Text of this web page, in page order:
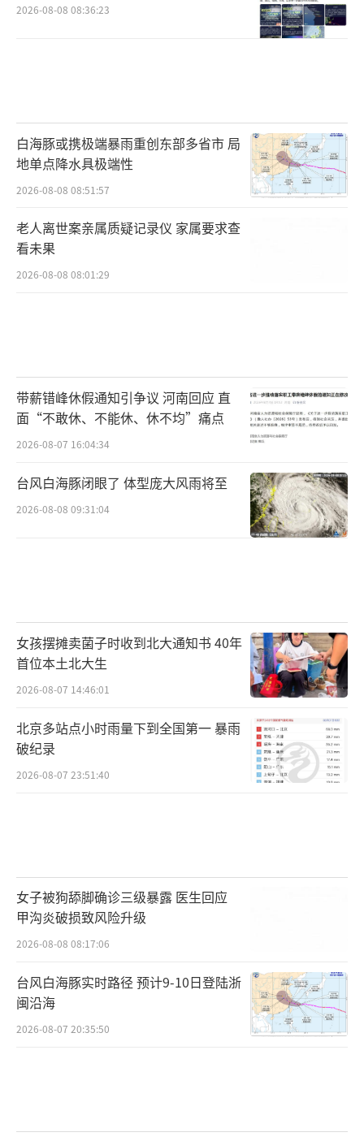
2026-08-08 08:36:23
白海豚或携极端暴雨重创东部多省市 局
地单点降水具极端性
2026-08-08 08:51:57
老人离世案亲属质疑记录仪 家属要求查
看未果
2026-08-08 08:01:29
带薪错峰休假通知引争议 河南回应 直
面“不敢休、不能休、休不均”痛点
2026-08-07 16:04:34
台风白海豚闭眼了 体型庞大风雨将至
2026-08-08 09:31:04
女孩摆摊卖菌子时收到北大通知书 40年
首位本土北大生
2026-08-07 14:46:01
北京多站点小时雨量下到全国第一 暴雨
破纪录
2026-08-07 23:51:40
女子被狗舔脚确诊三级暴露 医生回应
甲沟炎破损致风险升级
2026-08-08 08:17:06
台风白海豚实时路径 预计9-10日登陆浙
闽沿海
2026-08-07 20:35:50